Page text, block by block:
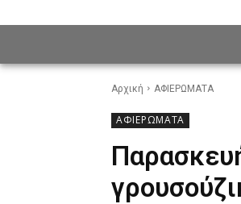
Αρχική ΑΦΙΕΡΩΜΑΤΑ
ΑΦΙΕΡΩΜΑΤΑ